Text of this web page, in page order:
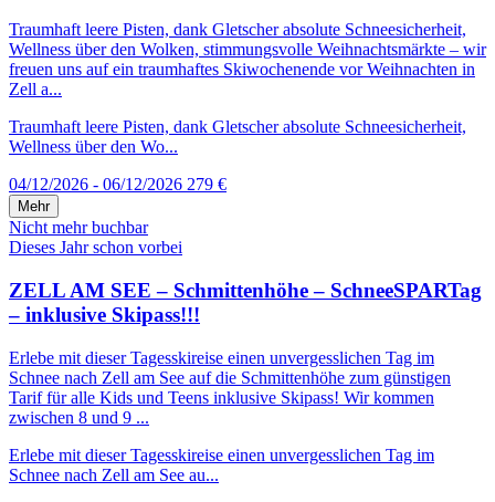
Traumhaft leere Pisten, dank Gletscher absolute Schneesicherheit,
Wellness über den Wolken, stimmungsvolle Weihnachtsmärkte – wir
freuen uns auf ein traumhaftes Skiwochenende vor Weihnachten in
Zell a...
Traumhaft leere Pisten, dank Gletscher absolute Schneesicherheit,
Wellness über den Wo...
04/12/2026 - 06/12/2026 279 €
Mehr
Nicht mehr buchbar
Dieses Jahr schon vorbei
ZELL AM SEE – Schmittenhöhe – SchneeSPARTag
– inklusive Skipass!!!
Erlebe mit dieser Tagesskireise einen unvergesslichen Tag im
Schnee nach Zell am See auf die Schmittenhöhe zum günstigen
Tarif für alle Kids und Teens inklusive Skipass! Wir kommen
zwischen 8 und 9 ...
Erlebe mit dieser Tagesskireise einen unvergesslichen Tag im
Schnee nach Zell am See au...